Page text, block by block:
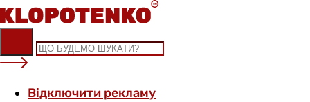
Skip
to
content
Відключити рекламу